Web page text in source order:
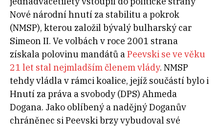
Nové národní hnutí za stabilitu a pokrok
(NMSP), kterou založil bývalý bulharský car
Simeon II. Ve volbách v roce 2001 strana
získala polovinu mandátů aPeevski se ve věku
21 let stal nejmladším členem vlády. NMSP
tehdy vládla v rámci koalice, jejíž součástí bylo i
Hnutí za práva a svobody (DPS) Ahmeda
Dogana. Jako oblíbený a nadějný Doganův
chráněnec si Peevski brzy vybudoval své